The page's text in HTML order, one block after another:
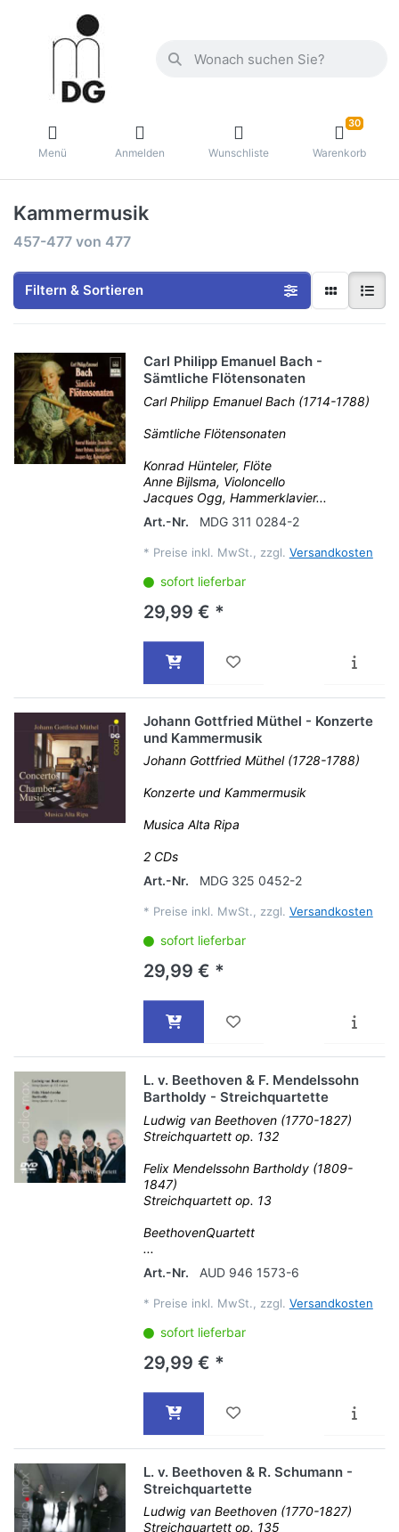
Menü Anmelden Wunschliste
30
Warenkorb
Kammermusik
457-477 von 477
Filtern & Sortieren
Carl Philipp Emanuel Bach -
Sämtliche Flötensonaten
Carl Philipp Emanuel Bach (1714-1788)
Sämtliche Flötensonaten
Konrad Hünteler, Flöte
Anne Bijlsma, Violoncello
Jacques Ogg, Hammerklavier...
Art.-Nr.
MDG 311 0284-2
* Preise inkl. MwSt., zzgl. Versandkosten
sofort lieferbar
29,99 € *
Johann Gottfried Müthel - Konzerte
und Kammermusik
Johann Gottfried Müthel (1728-1788)
Konzerte und Kammermusik
Musica Alta Ripa
2 CDs
Art.-Nr.
MDG 325 0452-2
* Preise inkl. MwSt., zzgl. Versandkosten
sofort lieferbar
29,99 € *
L. v. Beethoven & F. Mendelssohn
Bartholdy - Streichquartette
Ludwig van Beethoven (1770-1827)
Streichquartett op. 132
Felix Mendelssohn Bartholdy (1809-
1847)
Streichquartett op. 13
BeethovenQuartett
...
Art.-Nr.
AUD 946 1573-6
* Preise inkl. MwSt., zzgl. Versandkosten
sofort lieferbar
29,99 € *
L. v. Beethoven & R. Schumann -
Streichquartette
Ludwig van Beethoven (1770-1827)
Streichquartett op. 135